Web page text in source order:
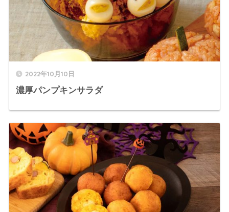
2022年10月10日
濃厚パンプキンサラダ